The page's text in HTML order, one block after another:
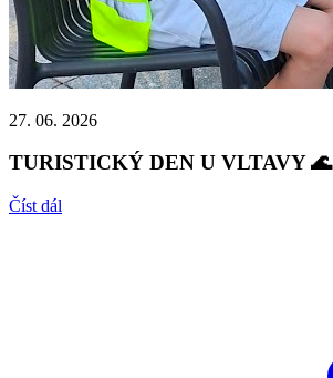
27. 06. 2026
TURISTICKÝ DEN U VLTAVY 🌊
Číst dál